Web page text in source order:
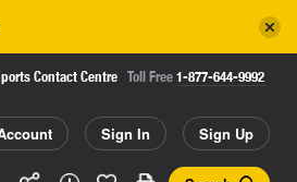
Contact Centre Toll Free 1-877-644-9992
Sign In Sign Up